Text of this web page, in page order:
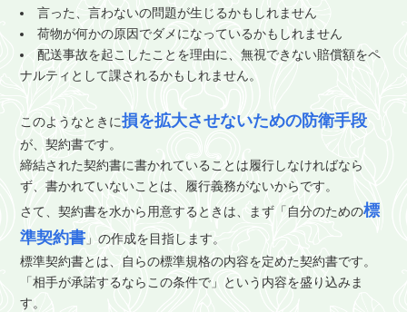
言った、言わないの問題が生じるかもしれません
荷物が何かの原因でダメになっているかもしれません
配送事故を起こしたことを理由に、無視できない賠償額をペ
ナルティとして課されるかもしれません。
このようなときに損を拡大させないための防衛手段
が、契約書です。
締結された契約書に書かれていることは履行しなければなら
ず、書かれていないことは、履行義務がないからです。
さて、契約書を水から用意するときは、まず「自分のための標
準契約書 」の作成を目指します。
標準契約書とは、自らの標準規格の内容を定めた契約書です。
「相手が承諾するならこの条件で」という内容を盛り込みま
す。